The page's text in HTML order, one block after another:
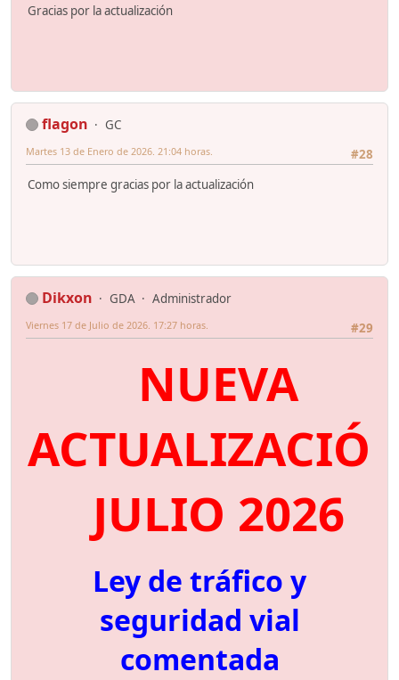
Gracias por la actualización
flagon
GC
#28
Martes 13 de Enero de 2026. 21:04 horas.
Como siempre gracias por la actualización
Dikxon GDA
Administrador
#29
Viernes 17 de Julio de 2026. 17:27 horas.
NUEVA
JULIO 2026
Ley de tráfico y
seguridad vial
comentada